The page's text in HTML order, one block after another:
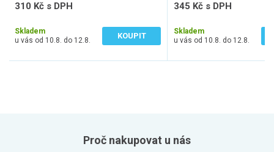
310 Kč s DPH
Skladem
u vás od 10.8. do 12.8.
KOUPIT
345 Kč s DPH
Skladem
u vás od 10.8. do 12.8.
Proč nakupovat u nás